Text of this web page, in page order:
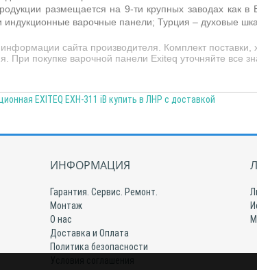
размещается на 9-ти крупных заводах как
варочные панели; Турция – духовые
сайта производителя. Комплект
При покупке варочной панели Exiteq уточняйте
EXITEQ EXH-311 iB купить в ЛНР с доставкой
ИНФОРМАЦИЯ
Гарантия. Сервис. Ремонт.
Монтаж
О нас
Доставка и Оплата
Политика безопасности